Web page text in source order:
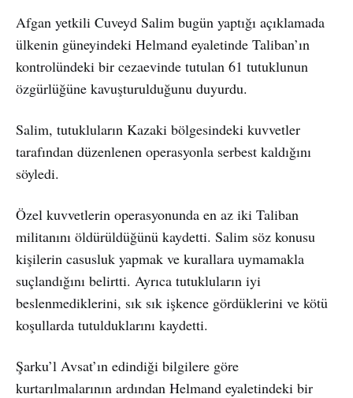
Afgan yetkili Cuveyd Salim bugün yaptığı açıklamada
ülkenin güneyindeki Helmand eyaletinde Taliban’ın
kontrolündeki bir cezaevinde tutulan 61 tutuklunun
özgürlüğüne kavuşturulduğunu duyurdu.
Salim, tutukluların Kazaki bölgesindeki kuvvetler
tarafından düzenlenen operasyonla serbest kaldığını
söyledi.
Özel kuvvetlerin operasyonunda en az iki Taliban
militanını öldürüldüğünü kaydetti. Salim söz konusu
kişilerin casusluk yapmak ve kurallara uymamakla
suçlandığını belirtti. Ayrıca tutukluların iyi
beslenmediklerini, sık sık işkence gördüklerini ve kötü
koşullarda tutulduklarını kaydetti.
Şarku’l Avsat’ın edindiği bilgilere göre
kurtarılmalarının ardından Helmand eyaletindeki bir